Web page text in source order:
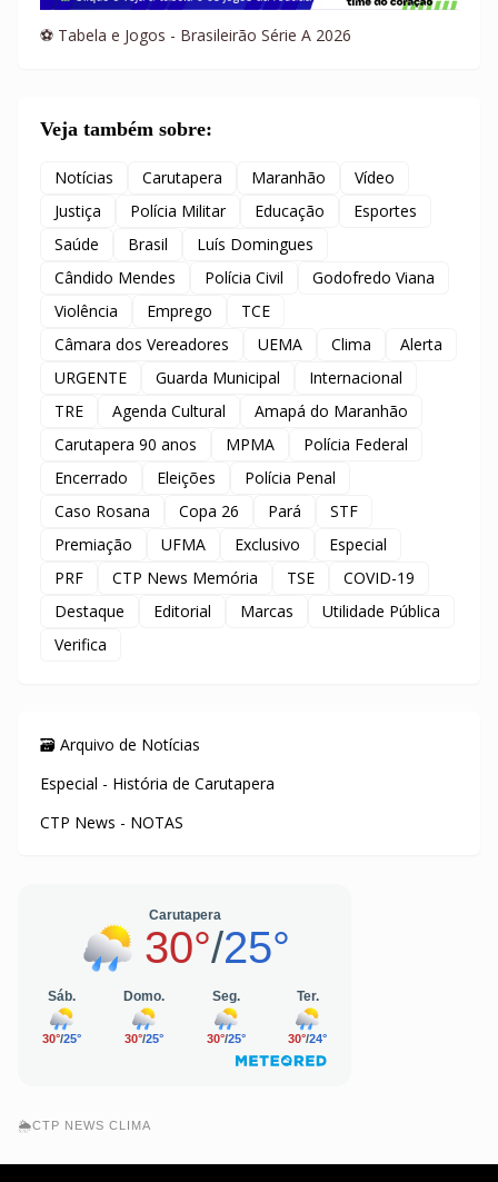
⚽ Tabela e Jogos - Brasileirão Série A 2026
Veja também sobre:
Notícias Carutapera Maranhão
Vídeo
Justiça
Polícia Militar Educação
Esportes
Saúde
Brasil
Luís Domingues
Cândido Mendes
Polícia Civil
Godofredo Viana
Violência
Emprego
TCE
Câmara dos Vereadores
UEMA Clima
Alerta
URGENTE
Guarda Municipal
Internacional
TRE
Agenda Cultural
Amapá do Maranhão
Carutapera 90 anos
MPMA
Polícia Federal
Encerrado
Eleições
Polícia Penal
Caso Rosana
Copa 26 Pará
STF
Premiação
UFMA Exclusivo
Especial
PRF
CTP News Memória TSE
COVID-19
Destaque
Editorial Marcas
Utilidade Pública
Verifica
🗃️ Arquivo de Notícias
Especial - História de Carutapera
CTP News - NOTAS
🌦️CTP NEWS CLIMA